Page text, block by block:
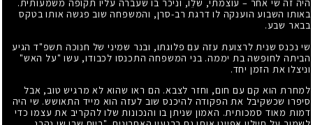
היה זה שי אחר – עוצמתי, שלֵו, וניכר בו שעברה עליו תקופה משמעותית.
באותו השבוע הוענקה לו דרגת רב-סרן, והמשפחה שוב פגשה אותו בטקס
בבאר שבע.
שי נכנס שנית לרצועת עזה עם פלוגתו, ובנר שמיני של חנוכה תשפ"ד הגיע
הביתה לחופשה בת יממה. בני המשפחה התכנסו לכבודו, עשו "על האש"
וניצלו את הזמן יחד.
למחרת הוא קם עם חום, וחזר לצבא. הם ראו שהוא לא מרגיש טוב, אבל
סיפרו שכשקיבל את הפקודה להיכנס שוב לעזה הוא מייד התאושש. שי היה
דמות מאוד סמכותית. האמון שניתן בו והנכונות שלו להקריב את עצמו כדי